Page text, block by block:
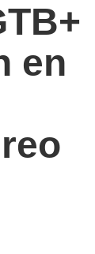
en